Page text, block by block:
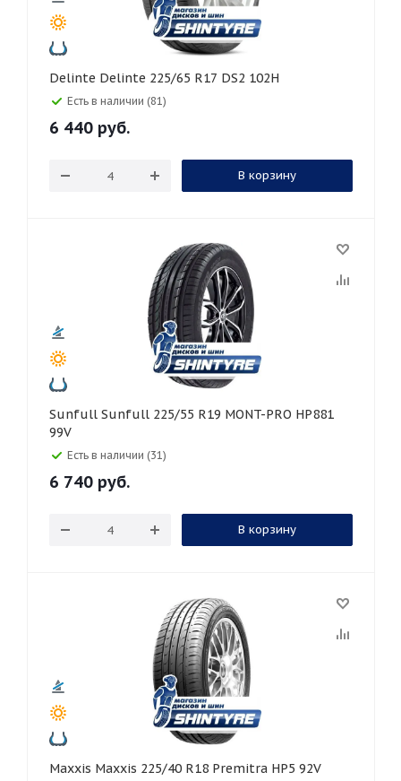
Delinte Delinte 225/65 R17 DS2 102H
Есть в наличии (81)
6 440 руб.
В корзину
Sunfull Sunfull 225/55 R19 MONT-PRO HP881
99V
Есть в наличии (31)
6 740 руб.
В корзину
Maxxis Maxxis 225/40 R18 Premitra HP5 92V